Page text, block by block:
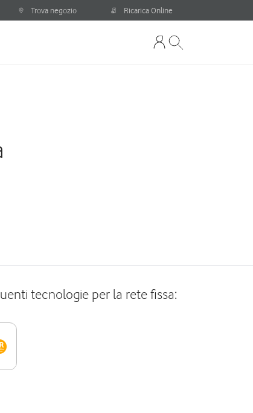
Trova negozio Ricarica Online
tecnologie per la rete fissa: